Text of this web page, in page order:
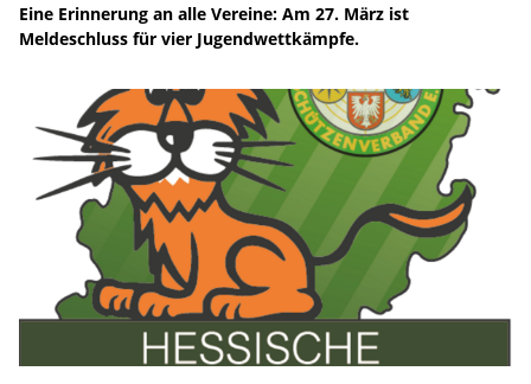
Eine Erinnerung an alle Vereine: Am 27. März ist
Meldeschluss für vier Jugendwettkämpfe.